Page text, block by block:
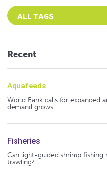
Select an Advocate Tag to
Recent
Aquafeeds
World Bank calls for expanded
demand grows
Fisheries
Can light-guided shrimp
trawling?